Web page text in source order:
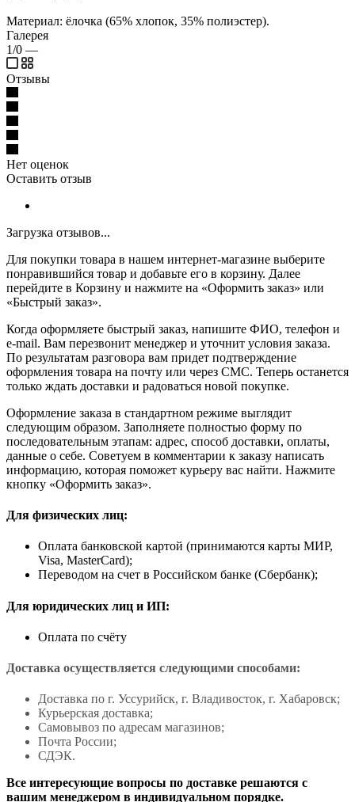
Материал: ёлочка (65% хлопок, 35% полиэстер).
Галерея
1/0 —
Отзывы
Нет оценок
Оставить отзыв
Загрузка отзывов...
Для покупки товара в нашем интернет-магазине выберите
понравившийся товар и добавьте его в корзину. Далее
перейдите в Корзину и нажмите на «Оформить заказ» или
«Быстрый заказ».
Когда оформляете быстрый заказ, напишите ФИО, телефон и
e-mail. Вам перезвонит менеджер и уточнит условия заказа.
По результатам разговора вам придет подтверждение
оформления товара на почту или через СМС. Теперь останется
только ждать доставки и радоваться новой покупке.
Оформление заказа в стандартном режиме выглядит
следующим образом. Заполняете полностью форму по
последовательным этапам: адрес, способ доставки, оплаты,
данные о себе. Советуем в комментарии к заказу написать
информацию, которая поможет курьеру вас найти. Нажмите
кнопку «Оформить заказ».
Для физических лиц:
Оплата банковской картой (принимаются карты МИР,
Visa, MasterCard);
Переводом на счет в Российском банке (Сбербанк);
Для юридических лиц и ИП:
Оплата по счёту
Доставка осуществляется следующими способами:
Доставка по г. Уссурийск, г. Владивосток, г. Хабаровск;
Курьерская доставка;
Самовывоз по адресам магазинов;
Почта России;
СДЭК.
Все интересующие вопросы по доставке решаются с
вашим менеджером в индивидуальном порядке.